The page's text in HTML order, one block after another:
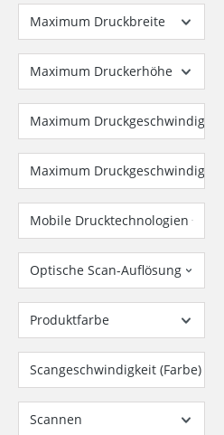
Maximum Druckbreite
Maximum Druckerhöhe
Maximum
Maximum Druckgeschwindigkeit
Mobile Drucktechnologien
Optische Scan-Auflösung
Produktfarbe
Scangeschwindigkeit (Farbe)
Scannen